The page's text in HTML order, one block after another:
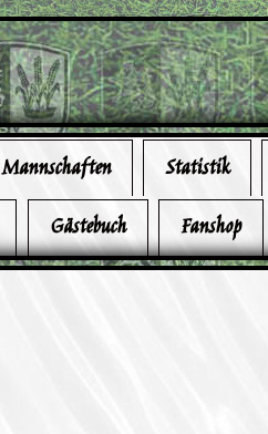
Mannschaften
Statistik
Gästebuch Fanshop